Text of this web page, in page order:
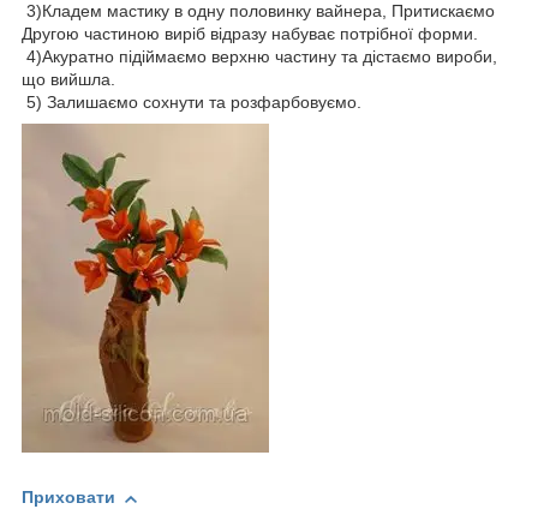
3)Кладем мастику в одну половинку вайнера, Притискаємо
Другою частиною виріб відразу набуває потрібної форми.
4)Акуратно підіймаємо верхню частину та дістаємо вироби,
що вийшла.
5) Залишаємо сохнути та розфарбовуємо.
Приховати